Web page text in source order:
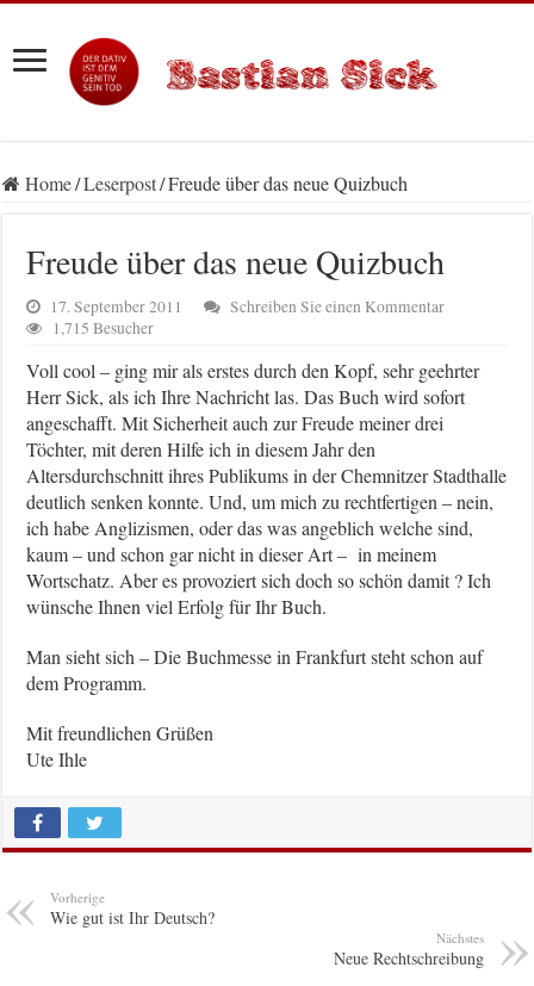
Home/Leserpost/Freude über das neue Quizbuch
Freude über das neue Quizbuch
17. September 2011
Schreiben Sie einen Kommentar
1,715 Besucher
Voll cool – ging mir als erstes durch den Kopf, sehr geehrter
Herr Sick, als ich Ihre Nachricht las. Das Buch wird sofort
angeschafft. Mit Sicherheit auch zur Freude meiner drei
Töchter, mit deren Hilfe ich in diesem Jahr den
Altersdurchschnitt ihres Publikums in der Chemnitzer Stadthalle
deutlich senken konnte. Und, um mich zu rechtfertigen – nein,
ich habe Anglizismen, oder das was angeblich welche sind,
kaum – und schon gar nicht in dieser Art – in meinem
Wortschatz. Aber es provoziert sich doch so schön damit ? Ich
wünsche Ihnen viel Erfolg für Ihr Buch.
Man sieht sich – Die Buchmesse in Frankfurt steht schon auf
dem Programm.
Mit freundlichen Grüßen
Ute Ihle
Vorherige
Wie gut ist Ihr Deutsch?
Nächstes
Neue Rechtschreibung